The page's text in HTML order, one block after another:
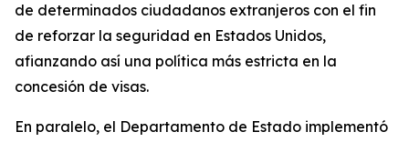
de determinados ciudadanos extranjeros con el fin
de reforzar la seguridad en Estados Unidos,
afianzando así una política más estricta en la
concesión de visas.
En paralelo, el Departamento de Estado implementó